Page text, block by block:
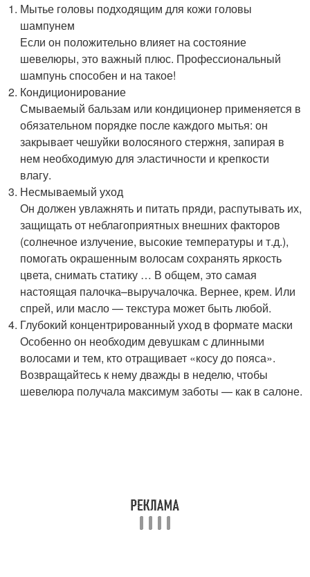
Мытье головы подходящим для кожи головы
шампунем
Если он положительно влияет на состояние
шевелюры, это важный плюс. Профессиональный
шампунь способен и на такое!
Кондиционирование
Смываемый бальзам или кондиционер применяется в
обязательном порядке после каждого мытья: он
закрывает чешуйки волосяного стержня, запирая в
нем необходимую для эластичности и крепкости
влагу.
Несмываемый уход
Он должен увлажнять и питать пряди, распутывать их,
защищать от неблагоприятных внешних факторов
(солнечное излучение, высокие температуры и т.д.),
помогать окрашенным волосам сохранять яркость
цвета, снимать статику … В общем, это самая
настоящая палочка–выручалочка. Вернее, крем. Или
спрей, или масло — текстура может быть любой.
Глубокий концентрированный уход в формате маски
Особенно он необходим девушкам с длинными
волосами и тем, кто отращивает «косу до пояса».
Возвращайтесь к нему дважды в неделю, чтобы
шевелюра получала максимум заботы — как в салоне.